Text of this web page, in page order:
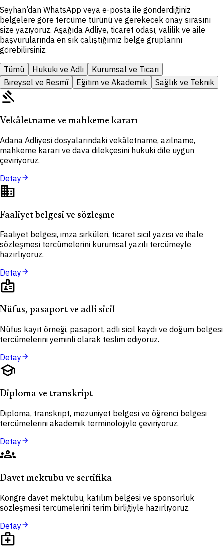
Seyhan’dan WhatsApp veya e-posta ile gönderdiğiniz
belgelere göre tercüme türünü ve gerekecek onay sırasını
size yazıyoruz. Aşağıda Adliye, ticaret odası, valilik ve aile
başvurularında en sık çalıştığımız belge gruplarını
görebilirsiniz.
Tümü
Hukuki ve Adli
Kurumsal ve Ticari
Bireysel ve Resmî
Eğitim ve Akademik Sağlık ve Teknik
gavel
Vekâletname ve mahkeme kararı
Adana Adliyesi dosyalarındaki vekâletname, azilname,
mahkeme kararı ve dava dilekçesini hukuki dile uygun
çeviriyoruz.
Detayarrow_forward
domain
Faaliyet belgesi ve sözleşme
Faaliyet belgesi, imza sirküleri, ticaret sicil yazısı ve ihale
sözleşmesi tercümelerini kurumsal yazılı tercümeyle
hazırlıyoruz.
Detayarrow_forward
badge
Nüfus, pasaport ve adli sicil
Nüfus kayıt örneği, pasaport, adli sicil kaydı ve doğum belgesi
tercümelerini yeminli olarak teslim ediyoruz.
Detayarrow_forward
school
Diploma ve transkript
Diploma, transkript, mezuniyet belgesi ve öğrenci belgesi
tercümelerini akademik terminolojiyle çeviriyoruz.
Detayarrow_forward
groups
Davet mektubu ve sertifika
Kongre davet mektubu, katılım belgesi ve sponsorluk
sözleşmesi tercümelerini terim birliğiyle hazırlıyoruz.
Detayarrow_forward
medical_services